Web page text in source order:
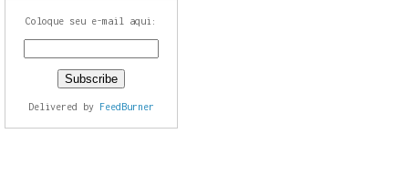
Coloque seu e-mail aqui:
Delivered by FeedBurner